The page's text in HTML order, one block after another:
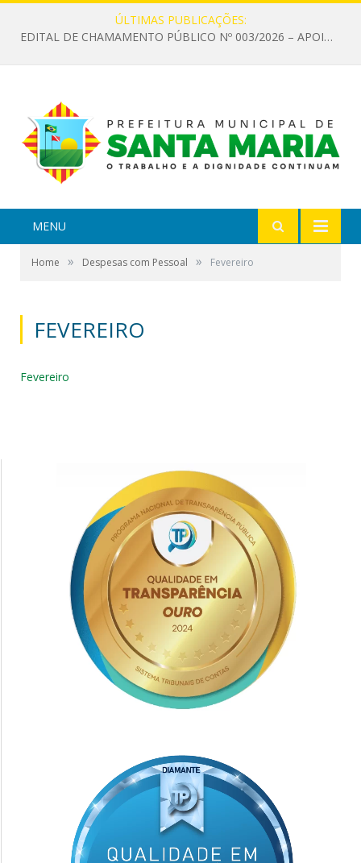
ÚLTIMAS PUBLICAÇÕES:
EDITAL DE CHAMAMENTO PÚBLICO Nº 003/2026 – APOIO À INFRAESTRUTURA CULTURAL
MENU
Home » Despesas com Pessoal » Fevereiro
FEVEREIRO
Fevereiro